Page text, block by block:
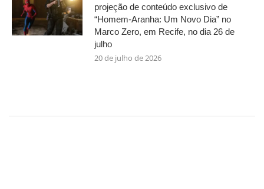
projeção de conteúdo exclusivo de
“Homem-Aranha: Um Novo Dia” no
Marco Zero, em Recife, no dia 26 de
julho
20 de julho de 2026